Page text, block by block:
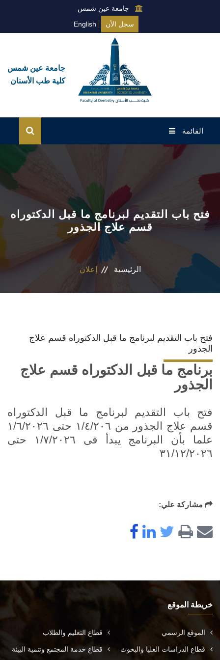
جامعة عين شمس
سجل الأن
English
جامعة عين شمس
كلية طب الأسنان
القائمة
نظام البكالوريوس
نظام الدراسات العليا
التعليم المستمر
وحدة الخريجين
برنامج إقامة الأطباء
مؤتمرات الكلية
فتح باب التقديم لبرنامج ما قبل الدكتوراه
قسم علاج الجذور
الرئيسية إعلان
فتح باب التقديم لبرنامج ما قبل الدكتوراه قسم علاج
الجذور
برنامج ما قبل الدكتوراه قسم علاج
الجذور
فتح باب التقديم لبرنامج ما قبل الدكتوراه
قسم علاج الجذور من ١/٤/٢٠٦ حتى ١/٦/٢٠٢٦
علما بأن البرنامج يبدأ فى ١/٧/٢٠٢٦ حتى
٣١/١٢/٢٠٢٦
مشاركة علي:
خريطة الموقع
الموقع الرسمي قطاع التعليم والطلاب
قطاع الدراسات العليا والبحوث قطاع خدمة المجتمع وتنمية البيئة